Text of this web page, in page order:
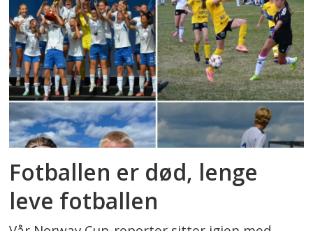
Fotballen er død, lenge
leve fotballen